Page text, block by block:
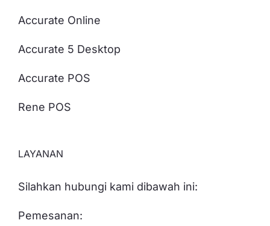
Accurate Online
Accurate 5 Desktop
Accurate POS
Rene POS
LAYANAN
Silahkan hubungi kami dibawah ini:
Pemesanan: